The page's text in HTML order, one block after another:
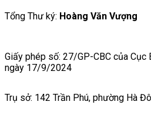
Tổng Thư ký: Hoàng Văn Vượng
Giấy phép số: 27/GP-CBC của Cục
ngày 17/9/2024
Trụ sở: 142 Trần Phú, phường Hà